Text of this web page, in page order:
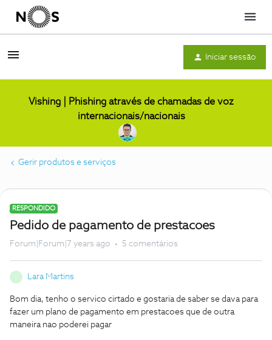
Menu
Iniciar sessão
Vishing | Phishing através de chamadas de voz
internacionais/nacionais
Gerir produtos e serviços
RESPONDIDO
Pedido de pagamento de prestacoes
Forum|Forum|7 years ago 5 comentários
Lara Martins
Bom dia, tenho o servico cirtado e gostaria de saber se dava para
fazer um plano de pagamento em prestacoes que de outra
maneira nao poderei pagar